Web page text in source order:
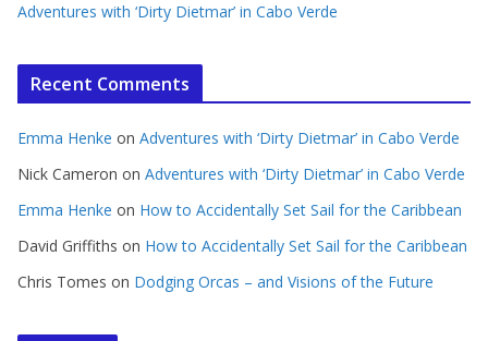
Adventures with ‘Dirty Dietmar’ in Cabo Verde
Recent Comments
Emma Henke on Adventures with ‘Dirty Dietmar’ in Cabo Verde
Nick Cameron on Adventures with ‘Dirty Dietmar’ in Cabo Verde
Emma Henke on How to Accidentally Set Sail for the Caribbean
David Griffiths on How to Accidentally Set Sail for the Caribbean
Chris Tomes on Dodging Orcas – and Visions of the Future